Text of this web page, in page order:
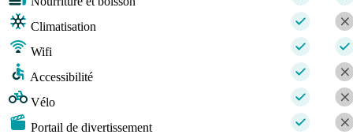
Climatisation
Wifi
Accessibilité
Vélo
Portail de divertissement